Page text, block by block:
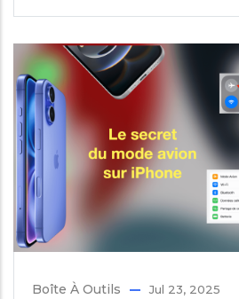
Boîte À Outils Jul 23, 2025